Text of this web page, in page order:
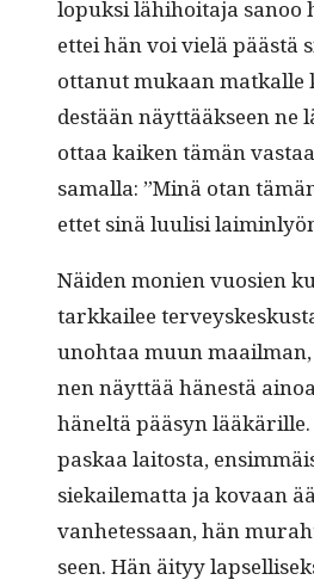
lopuk­si lähi­hoita­ja sanoo
ettei hän voi vielä päästä
ottanut mukaan
destään näyt­tääk­seen ne
ottaa kaiken tämän
samal­la: ”Minä otan
ettet sinä luulisi
Näi­den monien vuosien
tarkkailee
uno­htaa muun
nen näyt­tää hänestä
häneltä pääsyn
paskaa laitos­ta,
siekailemat­ta ja kovaan
van­hetes­saan, hän
seen. Hän äityy